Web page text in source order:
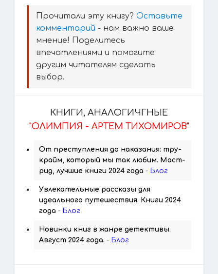
Прочитали эту книгу? Оставьте
комментарий - нам важно ваше
мнение! Поделитесь
впечатлениями и помогите
другим читателям сделать
выбор.
КНИГИ, АНАЛОГИЧГНЫЕ
"ОЛИМПИЯ - АРТЕМ ТИХОМИРОВ"
От преступления до наказания: тру-
крайм, который мы так любим. Маст-
рид, лучшие книги 2024 года - Блог
Увлекательные рассказы для
идеального путешествия. Книги 2024
года - Блог
Новинки книг в жанре детективы.
Август 2024 года. - Блог